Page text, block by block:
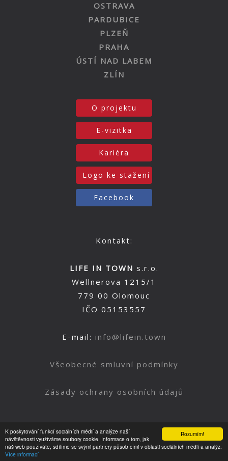
Rozumím!
K poskytování funkcí sociálních médií a analýze naší
návštěvnosti využíváme soubory cookie. Informace o tom, jak
náš web používáte, sdílíme se svými partnery působícími v oblasti sociálních médií a analýz.
Více informací
OSTRAVA
PARDUBICE
PLZEŇ
PRAHA
ÚSTÍ NAD LABEM
ZLÍN
O projektu
E-vizitka
Kariéra
Logo ke stažení
Facebook
Kontakt:
LIFE IN TOWN s.r.o.
Wellnerova 1215/1
779 00 Olomouc
IČO 05153557
E-mail: info@lifein.town
Všeobecné smluvní podmínky
Zásady ochrany osobních údajů
Nahoru